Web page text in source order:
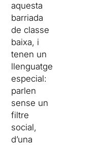
aquesta
barriada
de classe
baixa, i
tenen un
llenguatge
especial:
parlen
sense un
filtre
social,
d’una